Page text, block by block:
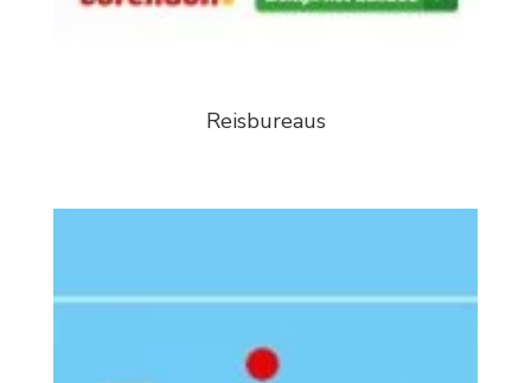
Reisbureaus